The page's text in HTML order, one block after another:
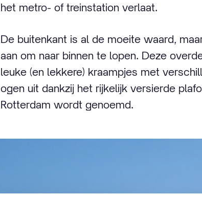
het metro- of treinstation verlaat.
De buitenkant is al de moeite waard,
aan om naar binnen te lopen. Deze
leuke (en lekkere) kraampjes met
ogen uit dankzij het rijkelijk versierde
Rotterdam wordt genoemd.